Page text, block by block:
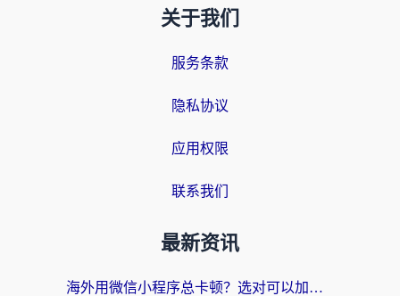
关于我们
服务条款
隐私协议
应用权限
联系我们
最新资讯
海外用微信小程序总卡顿？选对可以加速微信小程序的加速器就够了（含老挝可用&Mac端推荐）